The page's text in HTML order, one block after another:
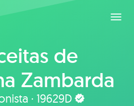
de
Zambarda
· 19629D